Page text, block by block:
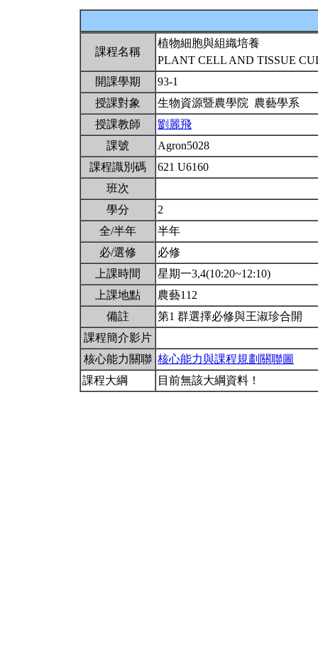
課程名稱
植物細胞與組織培養
PLANT CELL AND TISSUE
開課學期
93-1
授課對象
生物資源暨農學院 農藝學系
授課教師
劉麗飛
課號
Agron5028
課程識別碼
621 U6160
班次
學分
2
全/半年
半年
必/選修
必修
上課時間
星期一3,4(10:20~12:10)
上課地點
農藝112
備註
第1 群選擇必修與王淑珍合開
課程簡介影片
核心能力關聯 核心能力與課程規劃關聯圖
課程大綱
目前無該大綱資料！